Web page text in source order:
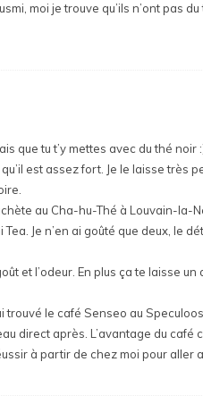
moi je trouve qu’ils n’ont pas
que tu t’y mettes avec du thé noir
est assez fort. Je le laisse très
au Cha-hu-Thé à Louvain-la-
Je n’en ai goûté que deux, le
et l’odeur. En plus ça te laisse
trouvé le café Senseo au
direct après. L’avantage du café
à partir de chez moi pour aller